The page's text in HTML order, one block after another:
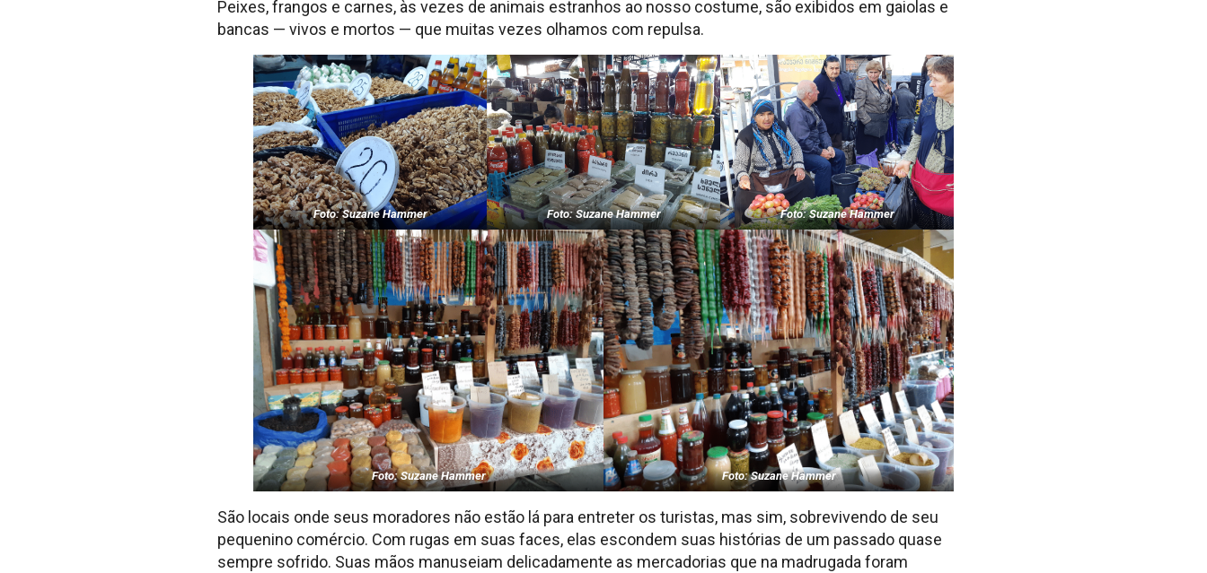
Peixes, frangos e carnes, às vezes de animais estranhos ao nosso costume, são exibidos em gaiolas e
bancas — vivos e mortos — que muitas vezes olhamos com repulsa.
Foto: Suzane Hammer Foto: Suzane Hammer Foto: Suzane Hammer
Foto: Suzane Hammer Foto: Suzane Hammer
São locais onde seus moradores não estão lá para entreter os turistas, mas sim, sobrevivendo de seu
pequenino comércio. Com rugas em suas faces, elas escondem suas histórias de um passado quase
sempre sofrido. Suas mãos manuseiam delicadamente as mercadorias que na madrugada foram